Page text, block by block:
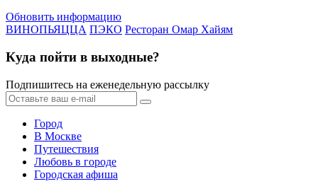
Обновить информацию
ВИНОПЬЯЦЦА ПЭКО Ресторан Омар Хайям
Куда пойти в выходные?
Подпишитесь на еженедельную рассылку
Город
В Москве
Путешествия
Любовь в городе
Городская афиша